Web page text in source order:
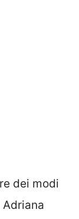
dei modi